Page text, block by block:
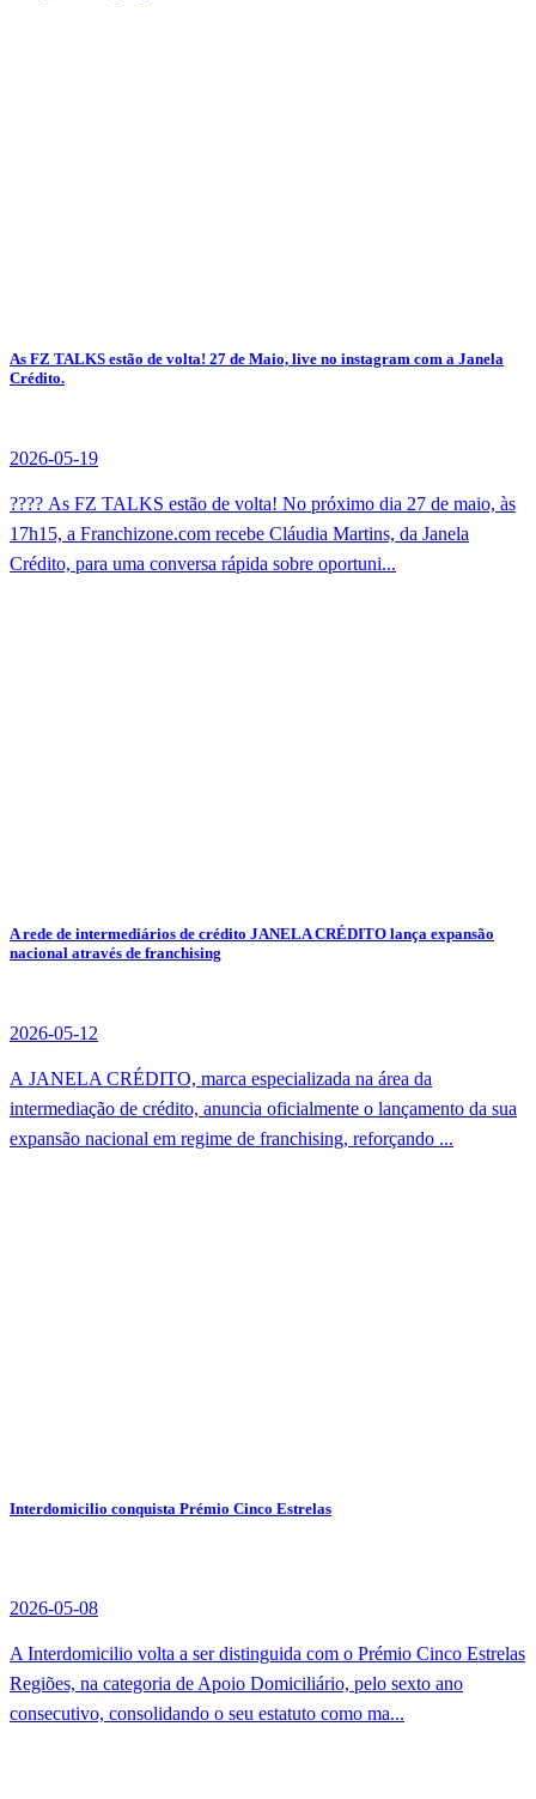
As FZ TALKS estão de volta! 27 de Maio, live no instagram com a Janela
Crédito.
2026-05-19
???? As FZ TALKS estão de volta! No próximo dia 27 de maio, às
17h15, a Franchizone.com recebe Cláudia Martins, da Janela
Crédito, para uma conversa rápida sobre oportuni...
A rede de intermediários de crédito JANELA CRÉDITO lança expansão
nacional através de franchising
2026-05-12
A JANELA CRÉDITO, marca especializada na área da
intermediação de crédito, anuncia oficialmente o lançamento da sua
expansão nacional em regime de franchising, reforçando ...
Interdomicilio conquista Prémio Cinco Estrelas
2026-05-08
A Interdomicilio volta a ser distinguida com o Prémio Cinco Estrelas
Regiões, na categoria de Apoio Domiciliário, pelo sexto ano
consecutivo, consolidando o seu estatuto como ma...